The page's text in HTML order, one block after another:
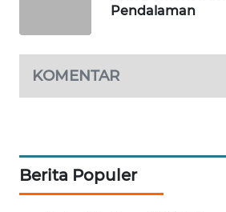
Pendalaman
KOMENTAR
Berita Populer
MKLI